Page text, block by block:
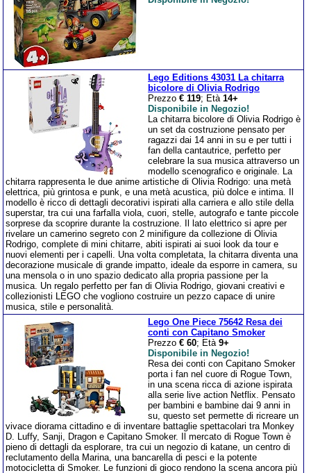
Lego Editions 43031 La chitarra
bicolore di Olivia Rodrigo
Prezzo € 119; Età 14+
Disponibile in Negozio!
La chitarra bicolore di Olivia Rodrigo è
un set da costruzione pensato per
ragazzi dai 14 anni in su e per tutti i
fan della cantautrice, perfetto per
celebrare la sua musica attraverso un
modello scenografico e originale. La
chitarra rappresenta le due anime artistiche di Olivia Rodrigo: una metà
elettrica, più grintosa e punk, e una metà acustica, più dolce e intima. Il
modello è ricco di dettagli decorativi ispirati alla carriera e allo stile della
superstar, tra cui una farfalla viola, cuori, stelle, autografo e tante piccole
sorprese da scoprire durante la costruzione. Il lato elettrico si apre per
rivelare un camerino segreto con 2 minifigure da collezione di Olivia
Rodrigo, complete di mini chitarre, abiti ispirati ai suoi look da tour e
nuovi elementi per i capelli. Una volta completata, la chitarra diventa una
decorazione musicale di grande impatto, ideale da esporre in camera, su
una mensola o in uno spazio dedicato alla propria passione per la
musica. Un regalo perfetto per fan di Olivia Rodrigo, giovani creativi e
collezionisti LEGO che vogliono costruire un pezzo capace di unire
musica, stile e personalità.
Lego One Piece 75642 Resa dei
conti con Capitano Smoker
Prezzo € 60; Età 9+
Disponibile in Negozio!
Resa dei conti con Capitano Smoker
porta i fan nel cuore di Rogue Town,
in una scena ricca di azione ispirata
alla serie live action Netflix. Pensato
per bambini e bambine dai 9 anni in
su, questo set permette di ricreare un
vivace diorama cittadino e di inventare battaglie spettacolari tra Monkey
D. Luffy, Sanji, Dragon e Capitano Smoker. Il mercato di Rogue Town è
pieno di dettagli da esplorare, tra cui un negozio di katane, un centro di
reclutamento della Marina, una bancarella di pesci e la potente
motocicletta di Smoker. Le funzioni di gioco rendono la scena ancora più